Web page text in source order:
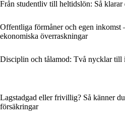
Från studentliv till heltidslön: Så klarar
Offentliga förmåner och egen inkomst
ekonomiska överraskningar
Disciplin och tålamod: Två nycklar till
Lagstadgad eller frivillig? Så känner
försäkringar